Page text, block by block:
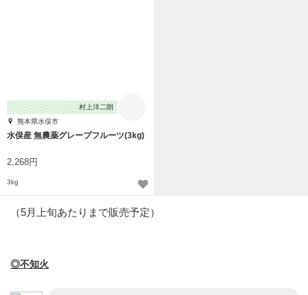
村上洋二朗
熊本県水俣市
水俣産 無農薬グレープフルーツ(3kg)
2,268円
3kg
（5月上旬あたりまで販売予定）
◎不知火